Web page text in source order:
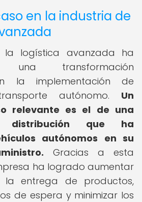
en la industria de
la logística avanzada ha
una transformación
la implementación de
autónomo. Un
relevante es el de una
distribución que ha
autónomos en su
Gracias a esta
ha logrado aumentar
la entrega de productos,
de espera y minimizar los